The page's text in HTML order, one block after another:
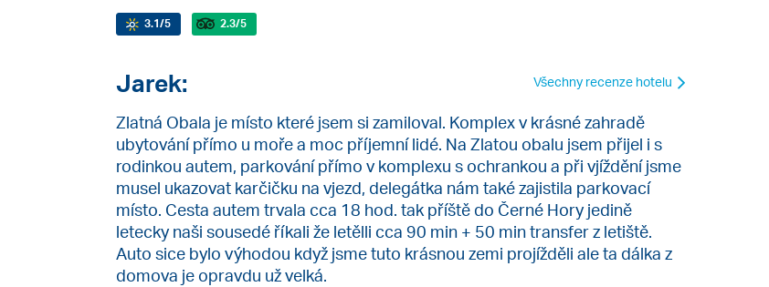
3.1/5 2.3/5
Všechny recenze hotelu
Jarek:
Zlatná Obala je místo které jsem si zamiloval. Komplex v krásné zahradě
ubytování přímo u moře a moc příjemní lidé. Na Zlatou obalu jsem přijel i s
rodinkou autem, parkování přímo v komplexu s ochrankou a při vjíždění jsme
musel ukazovat karčičku na vjezd, delegátka nám také zajistila parkovací
místo. Cesta autem trvala cca 18 hod. tak příště do Černé Hory jedině
letecky naši sousedé říkali že letělli cca 90 min + 50 min transfer z letiště.
Auto sice bylo výhodou když jsme tuto krásnou zemi projížděli ale ta dálka z
domova je opravdu už velká.